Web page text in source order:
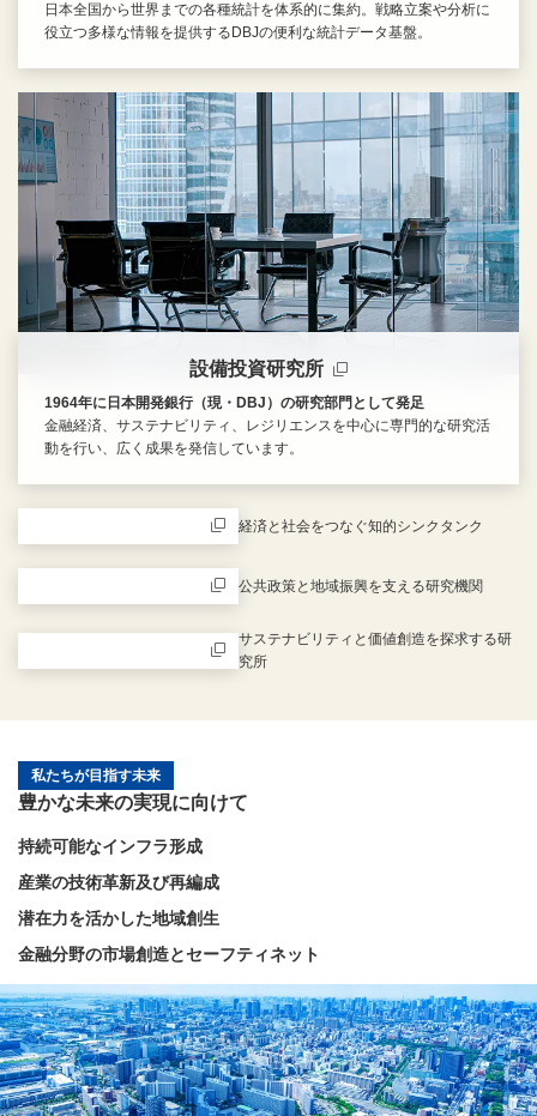
日本全国から世界までの各種統計を体系的に集約。戦略立案や分析に
役立つ多様な情報を提供するDBJの便利な統計データ基盤。
設備投資研究所
1964年に日本開発銀行（現・DBJ）の研究部門として発足
金融経済、サステナビリティ、レジリエンスを中心に専門的な研究活
動を行い、広く成果を発信しています。
経済と社会をつなぐ知的シンクタンク
公共政策と地域振興を支える研究機関
サステナビリティと価値創造を探求する研
究所
私たちが目指す未来
豊かな未来の実現に向けて
持続可能なインフラ形成
産業の技術革新及び再編成
潜在力を活かした地域創生
金融分野の市場創造とセーフティネット